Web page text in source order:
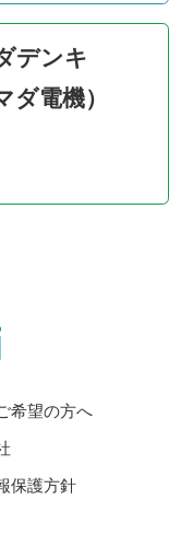
デンキ
ダ電機）
希望の方へ
保護方針